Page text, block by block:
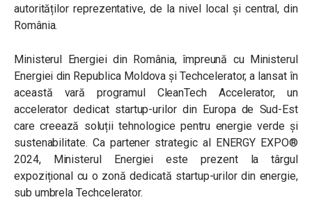
autorităților reprezentative, de la nivel local și central, din
România.
Ministerul Energiei din România, împreună cu Ministerul
Energiei din Republica Moldova și Techcelerator, a lansat în
această vară programul CleanTech Accelerator, un
accelerator dedicat startup-urilor din Europa de Sud-Est
care creează soluții tehnologice pentru energie verde și
sustenabilitate. Ca partener strategic al ENERGY EXPO®
2024, Ministerul Energiei este prezent la târgul
expozițional cu o zonă dedicată startup-urilor din energie,
sub umbrela Techcelerator.